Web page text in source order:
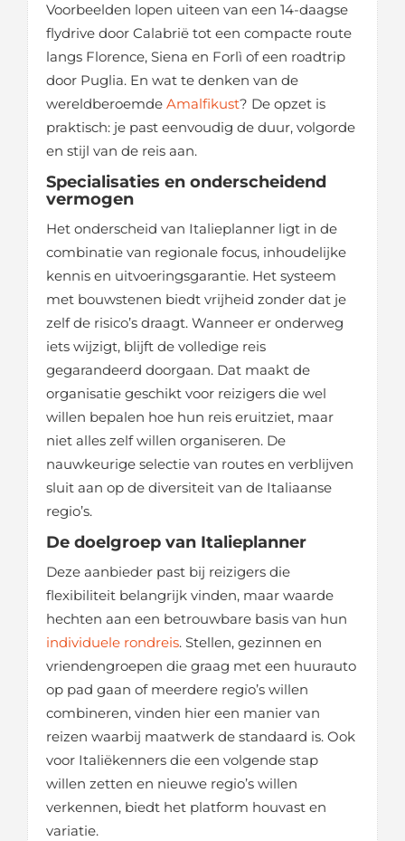
Voorbeelden lopen uiteen van een 14-daagse
flydrive door Calabrië tot een compacte route
langs Florence, Siena en Forlì of een roadtrip
door Puglia. En wat te denken van de
wereldberoemde Amalfikust? De opzet is
praktisch: je past eenvoudig de duur, volgorde
en stijl van de reis aan.
Specialisaties en onderscheidend
vermogen
Het onderscheid van Italieplanner ligt in de
combinatie van regionale focus, inhoudelijke
kennis en uitvoeringsgarantie. Het systeem
met bouwstenen biedt vrijheid zonder dat je
zelf de risico’s draagt. Wanneer er onderweg
iets wijzigt, blijft de volledige reis
gegarandeerd doorgaan. Dat maakt de
organisatie geschikt voor reizigers die wel
willen bepalen hoe hun reis eruitziet, maar
niet alles zelf willen organiseren. De
nauwkeurige selectie van routes en verblijven
sluit aan op de diversiteit van de Italiaanse
regio’s.
De doelgroep van Italieplanner
Deze aanbieder past bij reizigers die
flexibiliteit belangrijk vinden, maar waarde
hechten aan een betrouwbare basis van hun
individuele rondreis. Stellen, gezinnen en
vriendengroepen die graag met een huurauto
op pad gaan of meerdere regio’s willen
combineren, vinden hier een manier van
reizen waarbij maatwerk de standaard is. Ook
voor Italiëkenners die een volgende stap
willen zetten en nieuwe regio’s willen
verkennen, biedt het platform houvast en
variatie.